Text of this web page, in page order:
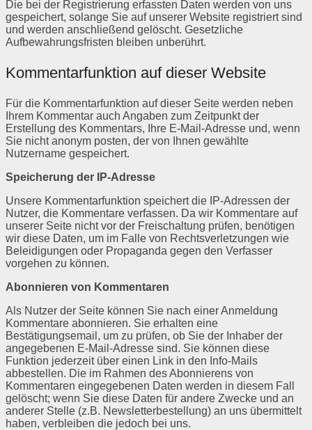
Die bei der Registrierung erfassten Daten werden von uns
gespeichert, solange Sie auf unserer Website registriert sind
und werden anschließend gelöscht. Gesetzliche
Aufbewahrungsfristen bleiben unberührt.
Kommentarfunktion auf dieser Website
Für die Kommentarfunktion auf dieser Seite werden neben
Ihrem Kommentar auch Angaben zum Zeitpunkt der
Erstellung des Kommentars, Ihre E-Mail-Adresse und, wenn
Sie nicht anonym posten, der von Ihnen gewählte
Nutzername gespeichert.
Speicherung der IP-Adresse
Unsere Kommentarfunktion speichert die IP-Adressen der
Nutzer, die Kommentare verfassen. Da wir Kommentare auf
unserer Seite nicht vor der Freischaltung prüfen, benötigen
wir diese Daten, um im Falle von Rechtsverletzungen wie
Beleidigungen oder Propaganda gegen den Verfasser
vorgehen zu können.
Abonnieren von Kommentaren
Als Nutzer der Seite können Sie nach einer Anmeldung
Kommentare abonnieren. Sie erhalten eine
Bestätigungsemail, um zu prüfen, ob Sie der Inhaber der
angegebenen E-Mail-Adresse sind. Sie können diese
Funktion jederzeit über einen Link in den Info-Mails
abbestellen. Die im Rahmen des Abonnierens von
Kommentaren eingegebenen Daten werden in diesem Fall
gelöscht; wenn Sie diese Daten für andere Zwecke und an
anderer Stelle (z.B. Newsletterbestellung) an uns übermittelt
haben, verbleiben die jedoch bei uns.